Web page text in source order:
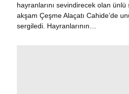
hayranlarını sevindirecek olan ünlü
akşam Çeşme Alaçatı Cahide’de
sergiledi. Hayranlarının…